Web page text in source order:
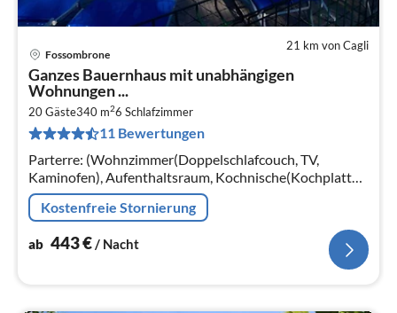
21 km von Cagli
Fossombrone
Ganzes Bauernhaus mit unabhängigen
Wohnungen ...
20 Gäste340 m26 Schlafzimmer
11 Bewertungen
Parterre: (Wohnzimmer(Doppelschlafcouch, TV,
Kaminofen), Aufenthaltsraum, Kochnische(Kochplatte,
Kochherd, Espressomaschine, Backofen, Mikrowelle,
Spülmaschine, Kühl-/Gefrierkombin...
Kostenfreie Stornierung
ab 443€/ Nacht